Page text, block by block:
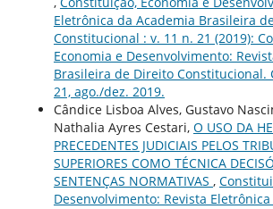
Eletrônica da Academia Brasileira
Constitucional : v. 11 n. 21 (2019):
Economia e Desenvolvimento:
Brasileira de Direito Constitucional.
21, ago./dez. 2019.
Cândice Lisboa Alves, Gustavo
Nathalia Ayres Cestari, O USO DA
PRECEDENTES JUDICIAIS PELOS
SUPERIORES COMO TÉCNICA
SENTENÇAS NORMATIVAS ,
Desenvolvimento: Revista